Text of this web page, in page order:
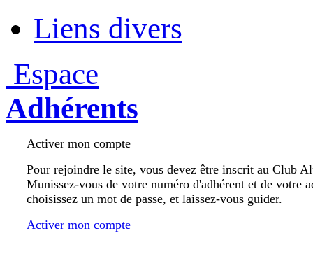
Liens divers
Espace
Adhérents
Activer mon compte
Pour rejoindre le site, vous devez être inscrit au Club
Munissez-vous de votre numéro d'adhérent et de votre
choisissez un mot de passe, et laissez-vous guider.
Activer mon compte